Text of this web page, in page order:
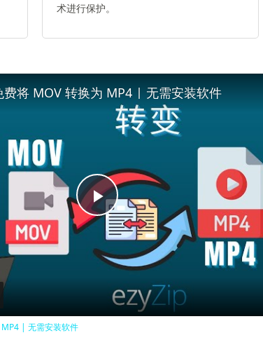
术进行保护。
Play
Video
将 MOV 转换为 MP4 | 无需安装软件
| 无需安装软件